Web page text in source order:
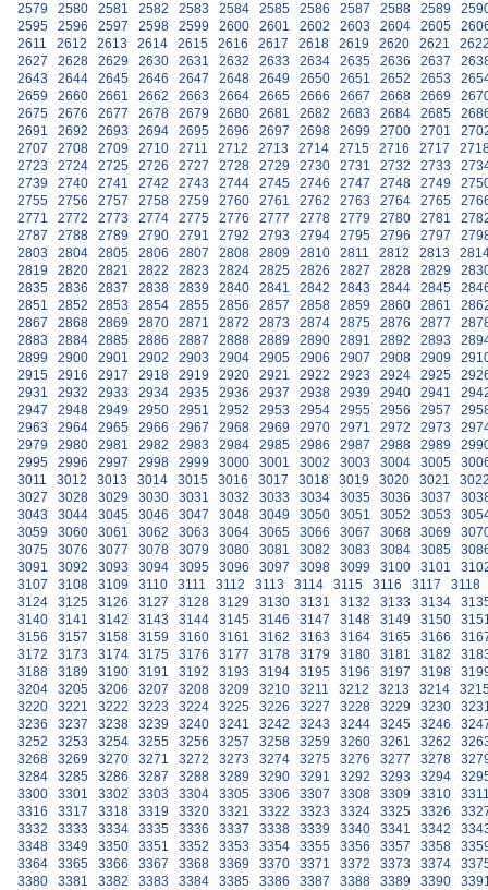
2579
2580 2581 2582 2583 2584 2585 2586 2587 2588 2589
2595
2596 2597 2598 2599 2600 2601 2602 2603 2604 2605
2611
2612 2613 2614 2615 2616 2617 2618 2619 2620 2621
2627
2628 2629 2630 2631 2632 2633 2634 2635 2636 2637
2643
2644 2645 2646 2647 2648 2649 2650 2651 2652 2653
2659
2660 2661 2662 2663 2664 2665 2666 2667 2668 2669
2675
2676 2677 2678 2679 2680 2681 2682 2683 2684 2685
2691
2692 2693 2694 2695 2696 2697 2698 2699 2700 2701
2707
2708 2709 2710 2711 2712 2713 2714 2715 2716 2717
2723
2724 2725 2726 2727 2728 2729 2730 2731 2732 2733
2739
2740 2741 2742 2743 2744 2745 2746 2747 2748 2749
2755
2756 2757 2758 2759 2760 2761 2762 2763 2764 2765
2771
2772 2773 2774 2775 2776 2777 2778 2779 2780 2781
2787
2788 2789 2790 2791 2792 2793 2794 2795 2796 2797
2803
2804 2805 2806 2807 2808 2809 2810 2811 2812 2813
2819
2820 2821 2822 2823 2824 2825 2826 2827 2828 2829
2835
2836 2837 2838 2839 2840 2841 2842 2843 2844 2845
2851
2852 2853 2854 2855 2856 2857 2858 2859 2860 2861
2867
2868 2869 2870 2871 2872 2873 2874 2875 2876 2877
2883
2884 2885 2886 2887 2888 2889 2890 2891 2892 2893
2899
2900 2901 2902 2903 2904 2905 2906 2907 2908 2909
2915
2916 2917 2918 2919 2920 2921 2922 2923 2924 2925
2931
2932 2933 2934 2935 2936 2937 2938 2939 2940 2941
2947
2948 2949 2950 2951 2952 2953 2954 2955 2956 2957
2963
2964 2965 2966 2967 2968 2969 2970 2971 2972 2973
2979
2980 2981 2982 2983 2984 2985 2986 2987 2988 2989
2995
2996 2997 2998 2999 3000 3001 3002 3003 3004 3005
3011
3012 3013 3014 3015 3016 3017 3018 3019 3020 3021
3027
3028 3029 3030 3031 3032 3033 3034 3035 3036 3037
3043
3044 3045 3046 3047 3048 3049 3050 3051 3052 3053
3059
3060 3061 3062 3063 3064 3065 3066 3067 3068 3069
3075
3076 3077 3078 3079 3080 3081 3082 3083 3084 3085
3091
3092 3093 3094 3095 3096 3097 3098 3099 3100 3101
3107
3108 3109 3110 3111 3112 3113 3114 3115 3116 3117
3118
3124
3125 3126 3127 3128 3129 3130 3131 3132 3133 3134
3140
3141 3142 3143 3144 3145 3146 3147 3148 3149 3150
3156
3157 3158 3159 3160 3161 3162 3163 3164 3165 3166
3172
3173 3174 3175 3176 3177 3178 3179 3180 3181 3182
3188
3189 3190 3191 3192 3193 3194 3195 3196 3197 3198
3204
3205 3206 3207 3208 3209 3210 3211 3212 3213 3214
3220
3221 3222 3223 3224 3225 3226 3227 3228 3229 3230
3236
3237 3238 3239 3240 3241 3242 3243 3244 3245 3246
3252
3253 3254 3255 3256 3257 3258 3259 3260 3261 3262
3268
3269 3270 3271 3272 3273 3274 3275 3276 3277 3278
3284
3285 3286 3287 3288 3289 3290 3291 3292 3293 3294
3300
3301 3302 3303 3304 3305 3306 3307 3308 3309 3310
3316
3317 3318 3319 3320 3321 3322 3323 3324 3325 3326
3332
3333 3334 3335 3336 3337 3338 3339 3340 3341 3342
3348
3349 3350 3351 3352 3353 3354 3355 3356 3357 3358
3364
3365 3366 3367 3368 3369 3370 3371 3372 3373 3374
3380
3381 3382 3383 3384 3385 3386 3387 3388 3389 3390